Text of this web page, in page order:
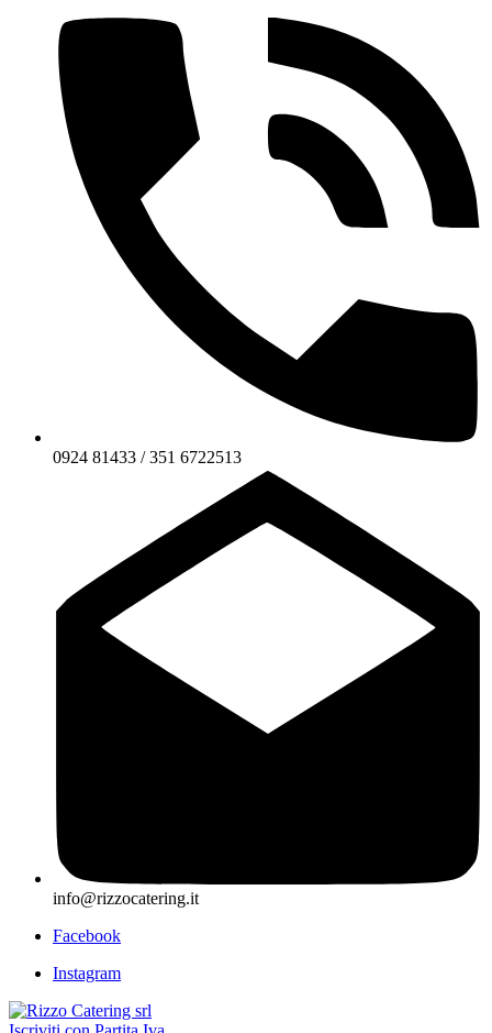
0924 81433 / 351 6722513
info@rizzocatering.it
Facebook
Instagram